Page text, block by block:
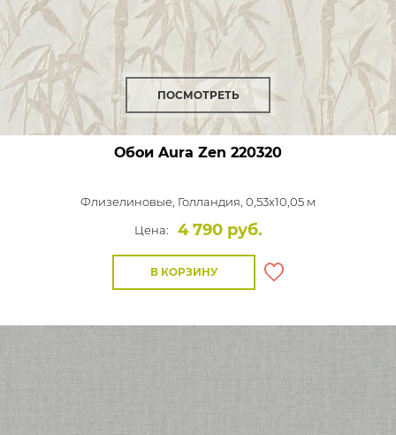
ПОСМОТРЕТЬ
Обои Aura Zen 220320
Флизелиновые, Голландия, 0,53x10,05 м
Цена:
4 790 руб.
В КОРЗИНУ